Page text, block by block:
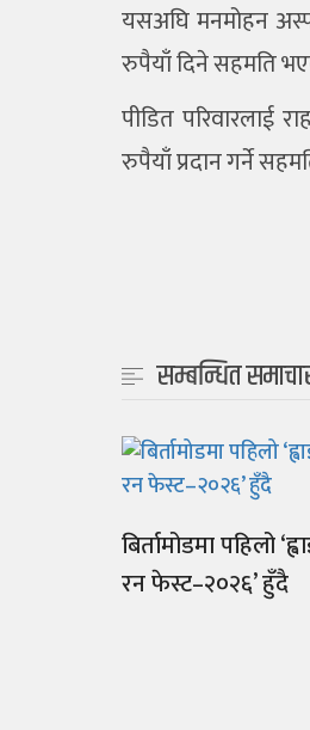
यसअघि मनमोहन
रुपैयाँ दिने सहमति
पीडित परिवारलाई
रुपैयाँ प्रदान गर्ने
सम्बन्धित
बिर्तामोडमा पहिलो
रन फेस्ट–२०२६’ हुँदै